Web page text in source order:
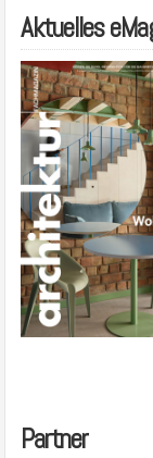
Aktuelles
Partner